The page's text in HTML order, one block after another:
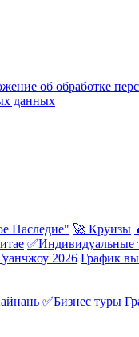
об обработке
данных
Наследие" 🚀 Круизы
✅Индивидуальные
2026 График
✅Бизнес туры